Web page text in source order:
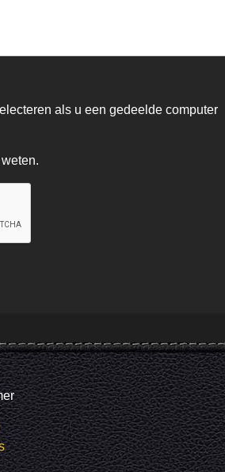
als u een gedeelde computer